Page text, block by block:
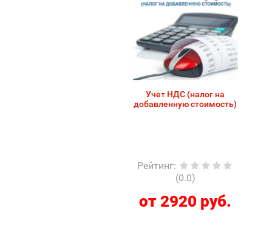
Учет НДС (налог на
добавленную стоимость)
Рейтинг:
(0.0)
от 2920 руб.